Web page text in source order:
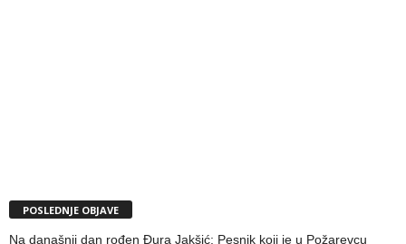
POSLEDNJE OBJAVE
Na današnji dan rođen Đura Jakšić: Pesnik koji je u Požarevcu